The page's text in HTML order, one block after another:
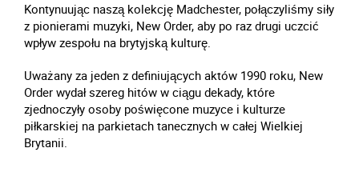
Kontynuując naszą kolekcję Madchester, połączyliśmy siły
z pionierami muzyki, New Order, aby po raz drugi uczcić
wpływ zespołu na brytyjską kulturę.
Uważany za jeden z definiujących aktów 1990 roku, New
Order wydał szereg hitów w ciągu dekady, które
zjednoczyły osoby poświęcone muzyce i kulturze
piłkarskiej na parkietach tanecznych w całej Wielkiej
Brytanii.